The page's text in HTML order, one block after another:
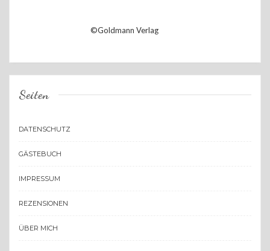
©Goldmann Verlag
Seiten
DATENSCHUTZ
GÄSTEBUCH
IMPRESSUM
REZENSIONEN
ÜBER MICH